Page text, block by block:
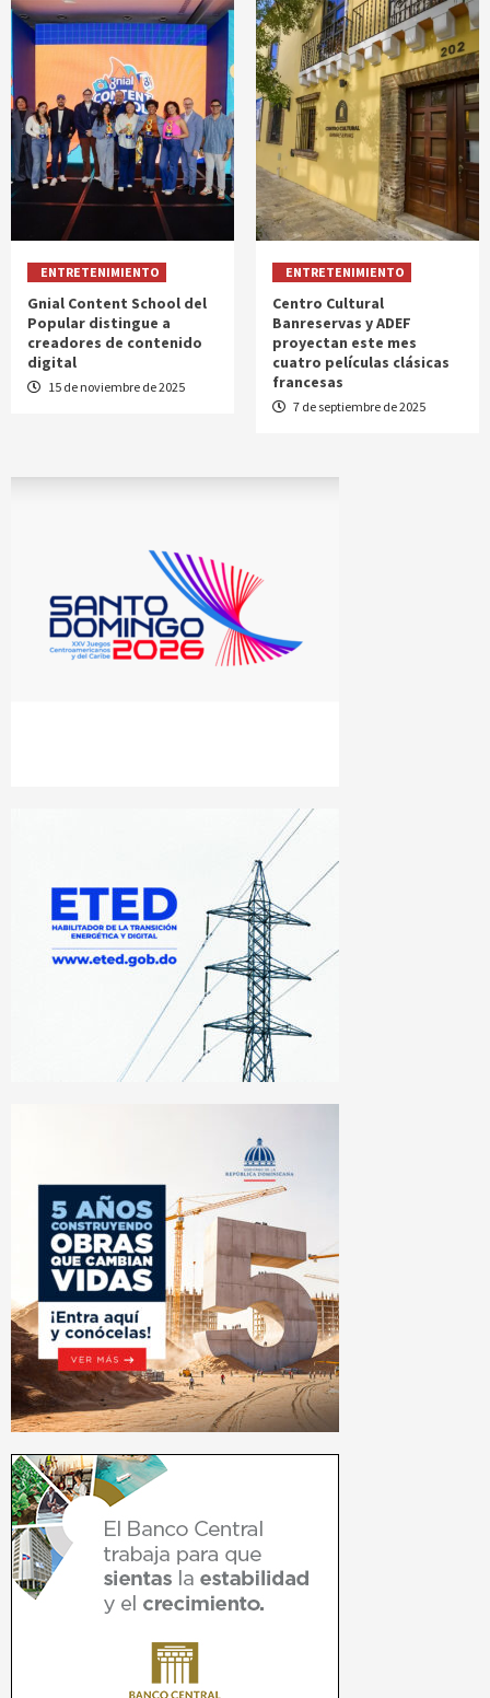
ENTRETENIMIENTO
Gnial Content School del
Popular distingue a
creadores de contenido
digital
15 de noviembre de 2025
ENTRETENIMIENTO
Centro Cultural
Banreservas y ADEF
proyectan este mes
cuatro películas clásicas
francesas
7 de septiembre de 2025